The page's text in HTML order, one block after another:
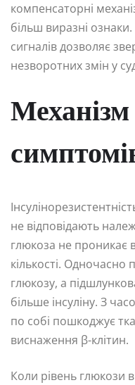
компенсаторні
більш виразні
сигналів дозволяє
незворотних змін у
не відповідають
глюкоза не проникає
кількості.
глюкозу, а
більше інсуліну. З
по собі пошкоджує
виснаження β-клітин.
Коли рівень глюкози